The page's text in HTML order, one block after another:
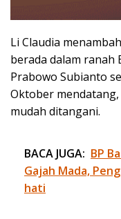
Li Claudia
berada dalam ranah
Prabowo Subianto
Oktober
mudah ditangani.
BACA JUGA: BP
Gajah Mada,
hati